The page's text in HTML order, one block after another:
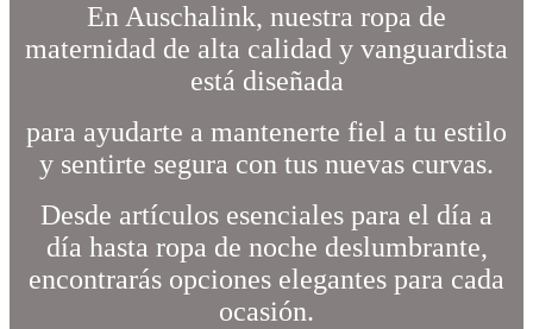
En Auschalink, nuestra ropa de
maternidad de alta calidad y vanguardista
está diseñada
para ayudarte a mantenerte fiel a tu estilo
y sentirte segura con tus nuevas curvas.
Desde artículos esenciales para el día a
día hasta ropa de noche deslumbrante,
encontrarás opciones elegantes para cada
ocasión.